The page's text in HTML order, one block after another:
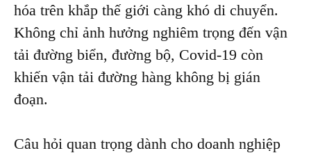
hóa trên khắp thế giới càng khó di chuyển.
Không chỉ ảnh hưởng nghiêm trọng đến vận
tải đường biển, đường bộ, Covid-19 còn
khiến vận tải đường hàng không bị gián
đoạn.
Câu hỏi quan trọng dành cho doanh nghiệp